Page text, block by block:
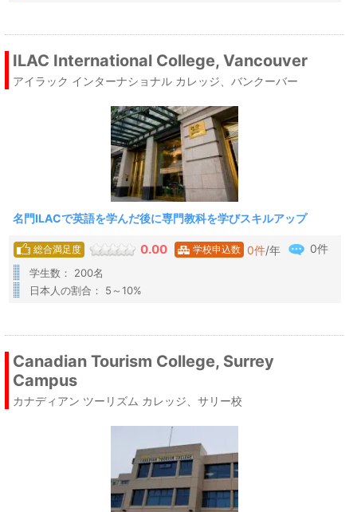
ILAC International College, Vancouver
アイラック インターナショナル カレッジ、バンクーバー
名門ILACで英語を学んだ後に専門教科を学びスキルアップ
総合満足度 0.00 学校申込数 0件/年 0件
学生数： 200名
日本人の割合： 5～10%
Canadian Tourism College, Surrey
Campus
カナディアン ツーリズム カレッジ、サリー校